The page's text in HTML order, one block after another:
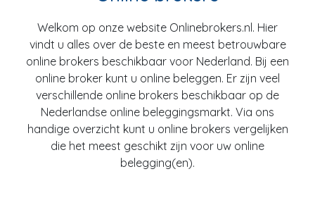
Welkom op onze website Onlinebrokers.nl. Hier
vindt u alles over de beste en meest betrouwbare
online brokers beschikbaar voor Nederland. Bij een
online broker kunt u online beleggen. Er zijn veel
verschillende online brokers beschikbaar op de
Nederlandse online beleggingsmarkt. Via ons
handige overzicht kunt u online brokers vergelijken
die het meest geschikt zijn voor uw online
belegging(en).